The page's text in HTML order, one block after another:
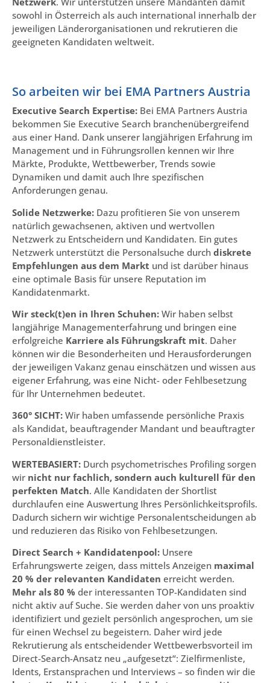
sowohl in Österreich als auch international innerhalb der
jeweiligen Länderorganisationen und rekrutieren die
geeigneten Kandidaten weltweit.
So arbeiten wir bei EMA Partners Austria
Executive Search Expertise: Bei EMA Partners Austria
bekommen Sie Executive Search branchenübergreifend
aus einer Hand. Dank unserer langjährigen Erfahrung im
Management und in Führungsrollen kennen wir Ihre
Märkte, Produkte, Wettbewerber, Trends sowie
Dynamiken und damit auch Ihre spezifischen
Anforderungen genau.
Solide Netzwerke: Dazu profitieren Sie von unserem
natürlich gewachsenen, aktiven und wertvollen
Netzwerk zu Entscheidern und Kandidaten. Ein gutes
Netzwerk unterstützt die Personalsuche durch diskrete
Empfehlungen aus dem Markt und ist darüber hinaus
eine optimale Basis für unsere Reputation im
Kandidatenmarkt.
Wir steck(t)en in Ihren Schuhen: Wir haben selbst
langjährige Managementerfahrung und bringen eine
erfolgreiche Karriere als Führungskraft mit. Daher
können wir die Besonderheiten und Herausforderungen
der jeweiligen Vakanz genau einschätzen und wissen aus
eigener Erfahrung, was eine Nicht- oder Fehlbesetzung
für Ihr Unternehmen bedeutet.
360° SICHT: Wir haben umfassende persönliche Praxis
als Kandidat, beauftragender Mandant und beauftragter
Personaldienstleister.
WERTEBASIERT: Durch psychometrisches Profiling sorgen
wir nicht nur fachlich, sondern auch kulturell für den
perfekten Match. Alle Kandidaten der Shortlist
durchlaufen eine Auswertung Ihres Persönlichkeitsprofils.
Dadurch sichern wir wichtige Personalentscheidungen ab
und reduzieren das Risiko von Fehlbesetzungen.
Direct Search + Kandidatenpool: Unsere
Erfahrungswerte zeigen, dass mittels Anzeigen maximal
20 % der relevanten Kandidaten erreicht werden.
Mehr als 80 % der interessanten TOP-Kandidaten sind
nicht aktiv auf Suche. Sie werden daher von uns proaktiv
identifiziert und gezielt persönlich angesprochen, um sie
für einen Wechsel zu begeistern. Daher wird jede
Rekrutierung als entscheidender Wettbewerbsvorteil im
Direct-Search-Ansatz neu „aufgesetzt“: Zielfirmenliste,
Idents, Erstansprachen und Interviews – so finden wir die